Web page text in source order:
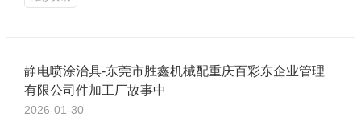
静电喷涂治具-东莞市胜鑫机械配重庆百彩东企业管理
有限公司件加工厂故事中
2026-01-30